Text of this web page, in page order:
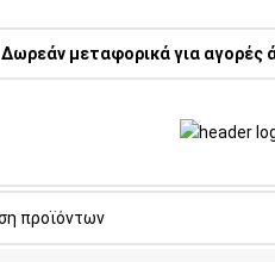
Δωρεάν μεταφορικά για αγορές